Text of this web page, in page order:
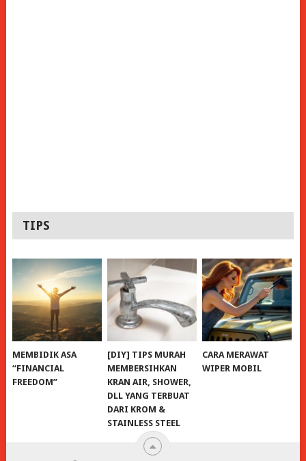
TIPS
MEMBIDIK ASA
“FINANCIAL
FREEDOM”
[DIY] TIPS MURAH
MEMBERSIHKAN
KRAN AIR, SHOWER,
DLL YANG TERBUAT
DARI KROM &
STAINLESS STEEL
CARA MERAWAT
WIPER MOBIL